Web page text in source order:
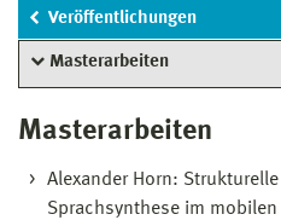
Veröffentlichungen
Masterarbeiten
Masterarbeiten
Alexander Horn:
Sprachsynthese im